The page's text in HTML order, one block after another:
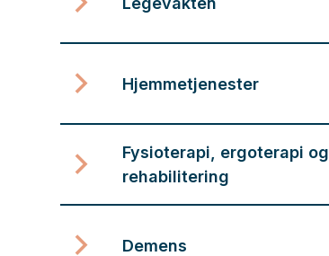
Hjemmetjenester
Fysioterapi, ergoterapi og
rehabilitering
Demens